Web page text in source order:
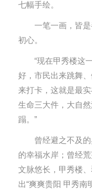
七幅手绘。
一笔一画，皆
初心。
“现在甲秀楼这
好，市民出来跳舞
来打卡，这就是最
生命三大件，大自
蹋。”
曾经避之不及
的幸福水岸；曾经
文脉悠长，甲秀楼
出“爽爽贵阳 甲秀南